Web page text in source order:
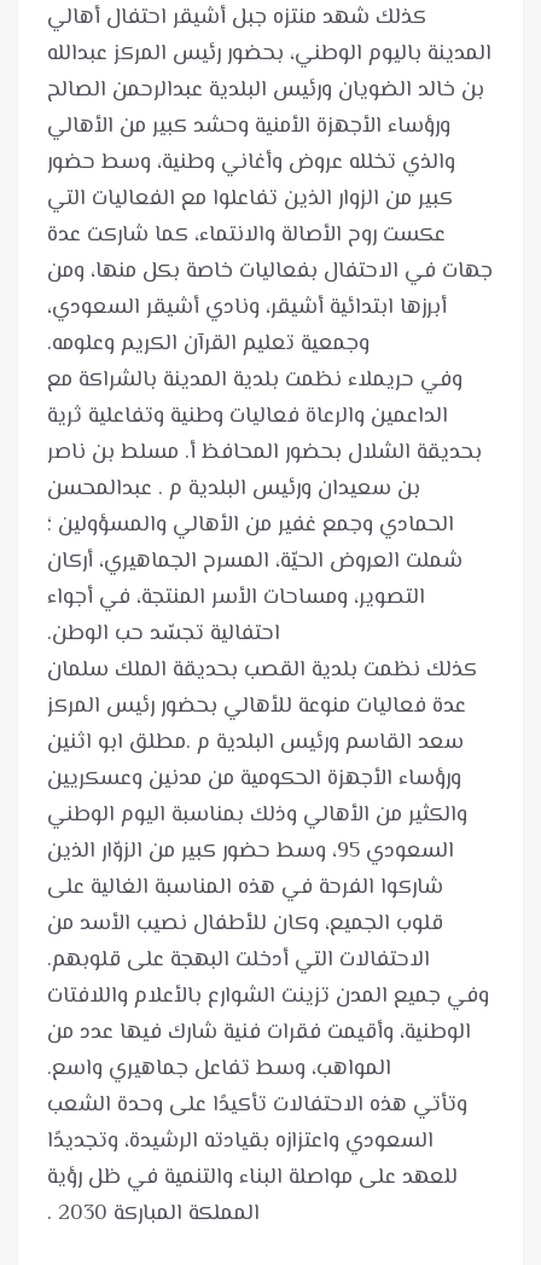
كذلك شهد منتزه جبل أشيقر احتفال أهالي
المدينة باليوم الوطني، بحضور رئيس المركز عبدالله
بن خالد الضويان ورئيس البلدية عبدالرحمن الصالح
ورؤساء الأجهزة الأمنية وحشد كبير من الأهالي
والذي تخلله عروض وأغاني وطنية، وسط حضور
كبير من الزوار الذين تفاعلوا مع الفعاليات التي
عكست روح الأصالة والانتماء، كما شاركت عدة
جهات في الاحتفال بفعاليات خاصة بكل منها، ومن
أبرزها ابتدائية أشيقر، ونادي أشيقر السعودي،
وفي حريملاء نظمت بلدية المدينة بالشراكة مع
الداعمين والرعاة فعاليات وطنية وتفاعلية ثرية
بحديقة الشلال بحضور المحافظ أ. مسلط بن ناصر
بن سعيدان ورئيس البلدية م . عبدالمحسن
الحمادي وجمع غفير من الأهالي والمسؤولين ؛
شملت العروض الحيّة، المسرح الجماهيري، أركان
التصوير، ومساحات الأسر المنتجة، في أجواء
كذلك نظمت بلدية القصب بحديقة الملك سلمان
عدة فعاليات منوعة للأهالي بحضور رئيس المركز
سعد القاسم ورئيس البلدية م .مطلق ابو اثنين
ورؤساء الأجهزة الحكومية من مدنين وعسكريين
والكثير من الأهالي وذلك بمناسبة اليوم الوطني
السعودي 95، وسط حضور كبير من الزوّار الذين
شاركوا الفرحة في هذه المناسبة الغالية على
قلوب الجميع، وكان للأطفال نصيب الأسد من
وفي جميع المدن تزينت الشوارع بالأعلام واللافتات
الوطنية، وأقيمت فقرات فنية شارك فيها عدد من
وتأتي هذه الاحتفالات تأكيدًا على وحدة الشعب
السعودي واعتزازه بقيادته الرشيدة، وتجديدًا
للعهد على مواصلة البناء والتنمية في ظل رؤية
المملكة المباركة 2030 .